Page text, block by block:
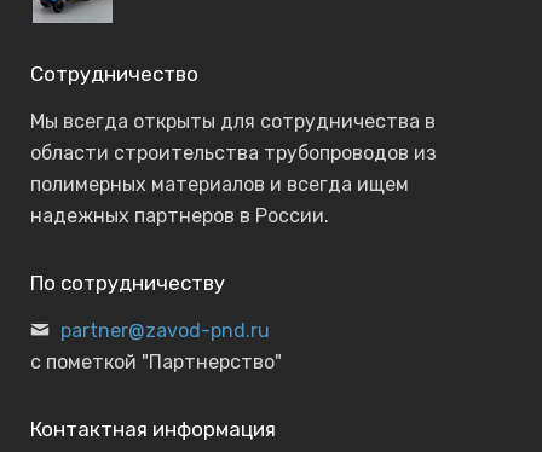
Сотрудничество
Мы всегда открыты для сотрудничества в
области строительства трубопроводов из
полимерных материалов и всегда ищем
надежных партнеров в России.
По сотрудничеству
partner@zavod-pnd.ru
с пометкой "Партнерство"
Контактная информация